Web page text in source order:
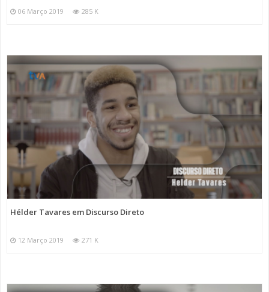
06 Março 2019 285 K
Hélder Tavares em Discurso Direto
12 Março 2019 271 K